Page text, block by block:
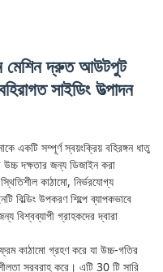
মেশিন দ্রুত আউটপুট
সাইডিং উত্পাদন
একটি সম্পূর্ণ স্বয়ংক্রিয় বহিরঙ্গন ধাতু
উচ্চ দক্ষতার জন্য ডিজাইন করা
কাঠামো, নির্ভরযোগ্য
বিল্ডিং উপকরণ শিল্পে ব্যাপকভাবে
বিশ্বব্যাপী গ্রাহকদের দ্বারা
কাঠামো গ্রহণ করে যা উচ্চ-গতির
সরবরাহ করে। এটি 30 টি সারি